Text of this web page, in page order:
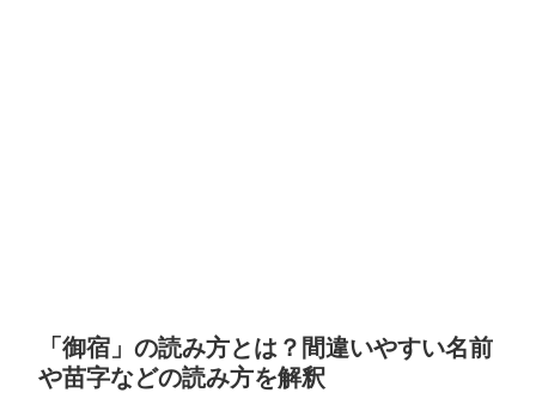
「御宿」の読み方とは？間違いやすい名前
や苗字などの読み方を解釈